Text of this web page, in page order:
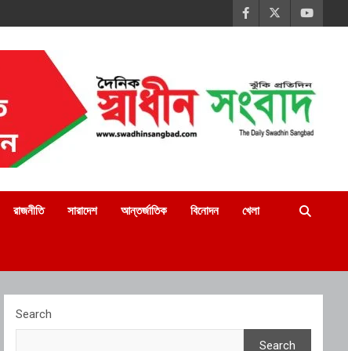
রাজনীতি সারাদেশ আন্তর্জাতিক বিনোদন খেলা
Search
Search